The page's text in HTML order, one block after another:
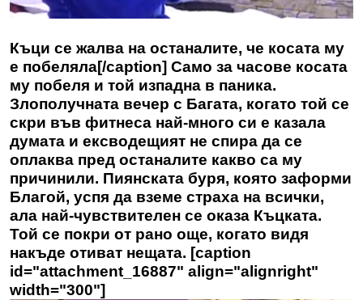
Къци се жалва на останалите, че косата му
е побеляла[/caption] Само за часове косата
му побеля и той изпадна в паника.
Злополучната вечер с Багата, когато той се
скри във фитнеса най-много си е казала
думата и ексводещият не спира да се
оплаква пред останалите какво са му
причинили. Пиянската буря, която заформи
Благой, успя да вземе страха на всички,
ала най-чувствителен се оказа Къцката.
Той се покри от рано още, когато видя
накъде отиват нещата. [caption
id="attachment_16887" align="alignright"
width="300"]